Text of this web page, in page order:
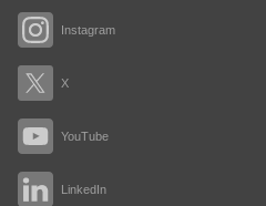
Instagram
X
YouTube
LinkedIn